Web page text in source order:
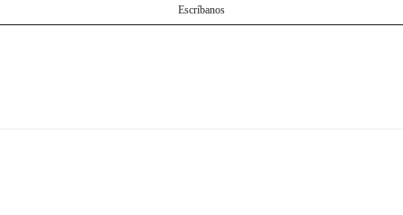
Escríbanos